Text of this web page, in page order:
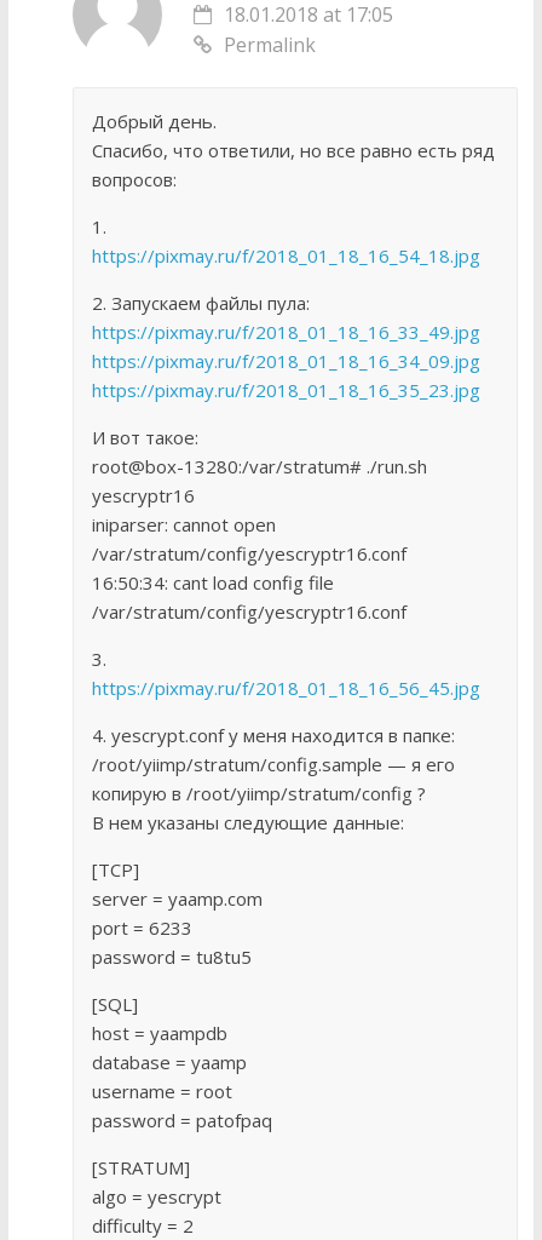
18.01.2018 at 17:05
Permalink
Добрый день.
Спасибо, что ответили, но все равно есть ряд
вопросов:
1.
https://pixmay.ru/f/2018_01_18_16_54_18.jpg
2. Запускаем файлы пула:
https://pixmay.ru/f/2018_01_18_16_33_49.jpg
https://pixmay.ru/f/2018_01_18_16_34_09.jpg
https://pixmay.ru/f/2018_01_18_16_35_23.jpg
И вот такое:
root@box-13280:/var/stratum# ./run.sh
yescryptr16
iniparser: cannot open
/var/stratum/config/yescryptr16.conf
16:50:34: cant load config file
/var/stratum/config/yescryptr16.conf
3.
https://pixmay.ru/f/2018_01_18_16_56_45.jpg
4. yescrypt.conf у меня находится в папке:
/root/yiimp/stratum/config.sample — я его
копирую в /root/yiimp/stratum/config ?
В нем указаны следующие данные:
[TCP]
server = yaamp.com
port = 6233
password = tu8tu5
[SQL]
host = yaampdb
database = yaamp
username = root
password = patofpaq
[STRATUM]
algo = yescrypt
difficulty = 2